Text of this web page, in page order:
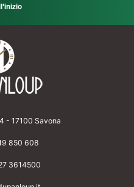
- 17100 Savona
850 608
3614500